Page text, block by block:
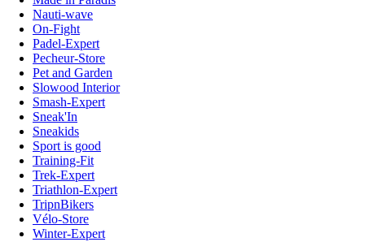
Nauti-wave
On-Fight
Padel-Expert
Pecheur-Store
Pet and Garden
Slowood Interior
Smash-Expert
Sneak'In
Sneakids
Sport is good
Training-Fit
Trek-Expert
Triathlon-Expert
TripnBikers
Vélo-Store
Winter-Expert